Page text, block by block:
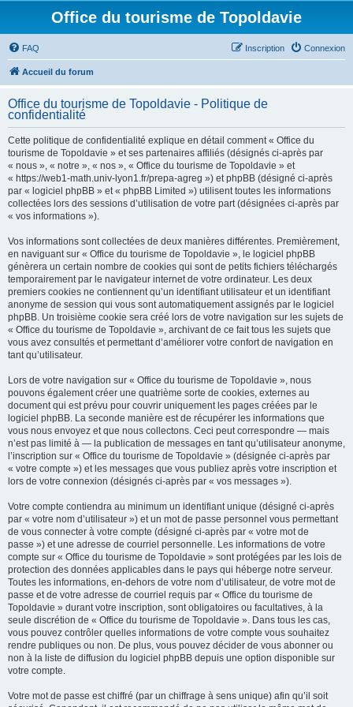
Office du tourisme de Topoldavie
FAQ Connexion
Inscription
Accueil du forum
Office du tourisme de Topoldavie - Politique de
confidentialité
Cette politique de confidentialité explique en détail comment « Office du
tourisme de Topoldavie » et ses partenaires affiliés (désignés ci-après par
« nous », « notre », « nos », « Office du tourisme de Topoldavie » et
« https://web1-math.univ-lyon1.fr/prepa-agreg ») et phpBB (désigné ci-après
par « logiciel phpBB » et « phpBB Limited ») utilisent toutes les informations
collectées lors des sessions d’utilisation de votre part (désignées ci-après par
« vos informations »).
Vos informations sont collectées de deux manières différentes. Premièrement,
en naviguant sur « Office du tourisme de Topoldavie », le logiciel phpBB
génèrera un certain nombre de cookies qui sont de petits fichiers téléchargés
temporairement par le navigateur internet de votre ordinateur. Les deux
premiers cookies ne contiennent qu’un identifiant utilisateur et un identifiant
anonyme de session qui vous sont automatiquement assignés par le logiciel
phpBB. Un troisième cookie sera créé lors de votre navigation sur les sujets de
« Office du tourisme de Topoldavie », archivant de ce fait tous les sujets que
vous avez consultés et permettant d’améliorer votre confort de navigation en
tant qu’utilisateur.
Lors de votre navigation sur « Office du tourisme de Topoldavie », nous
pouvons également créer une quatrième sorte de cookies, externes au
document qui est prévu pour couvrir uniquement les pages créées par le
logiciel phpBB. La seconde manière est de récupérer les informations que
vous nous envoyez et que nous collectons. Ceci peut correspondre — mais
n’est pas limité à — la publication de messages en tant qu’utilisateur anonyme,
l’inscription sur « Office du tourisme de Topoldavie » (désignée ci-après par
« votre compte ») et les messages que vous publiez après votre inscription et
lors de votre connexion (désignés ci-après par « vos messages »).
Votre compte contiendra au minimum un identifiant unique (désigné ci-après
par « votre nom d’utilisateur ») et un mot de passe personnel vous permettant
de vous connecter à votre compte (désigné ci-après par « votre mot de
passe ») et une adresse de courriel personnelle. Les informations de votre
compte sur « Office du tourisme de Topoldavie » sont protégées par les lois de
protection des données applicables dans le pays qui héberge notre serveur.
Toutes les informations, en-dehors de votre nom d’utilisateur, de votre mot de
passe et de votre adresse de courriel requis par « Office du tourisme de
Topoldavie » durant votre inscription, sont obligatoires ou facultatives, à la
seule discrétion de « Office du tourisme de Topoldavie ». Dans tous les cas,
vous pouvez contrôler quelles informations de votre compte vous souhaitez
rendre publiques ou non. De plus, vous pouvez décider de vous abonner ou
non à la liste de diffusion du logiciel phpBB depuis une option disponible sur
votre compte.
Votre mot de passe est chiffré (par un chiffrage à sens unique) afin qu’il soit